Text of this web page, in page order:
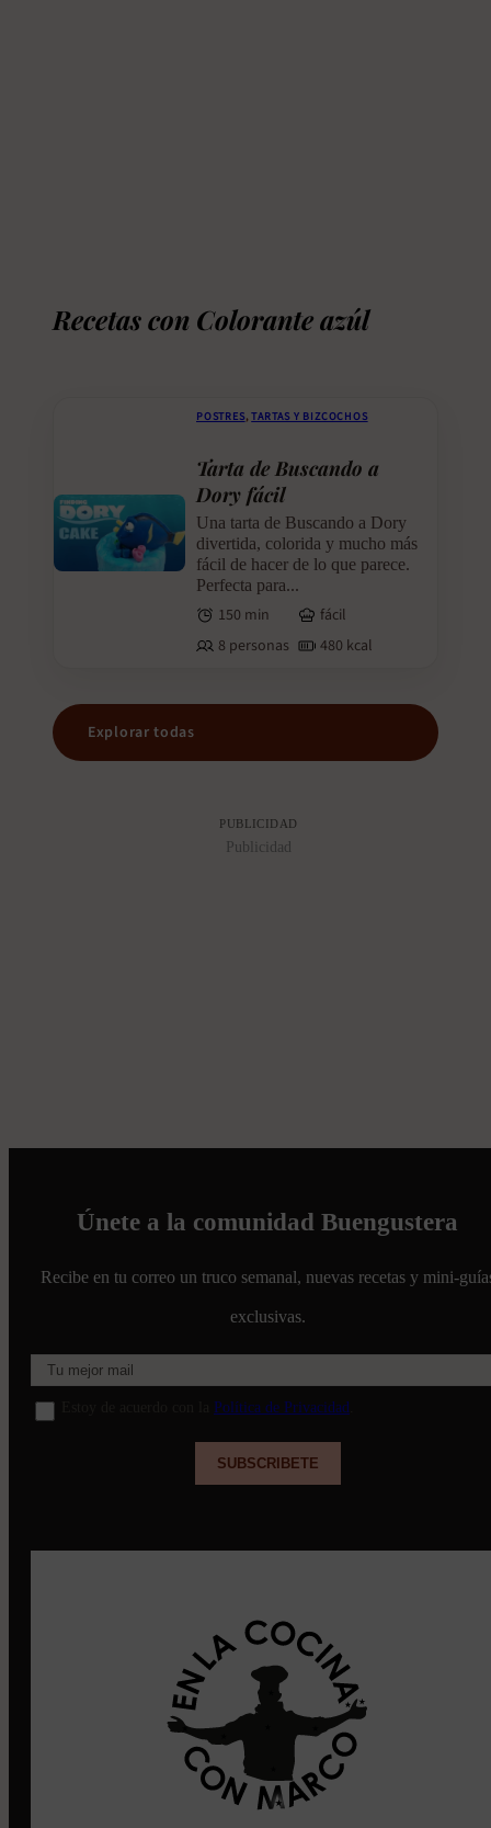
Recetas con Colorante azúl
POSTRES,TARTAS Y BIZCOCHOS
Tarta de Buscando a
Dory fácil
Una tarta de Buscando a Dory
divertida, colorida y mucho más
fácil de hacer de lo que parece.
Perfecta para...
150 min
fácil
8 personas
480 kcal
Explorar todas
PUBLICIDAD
Publicidad
Únete a la comunidad Buengustera
Recibe en tu correo un truco semanal, nuevas recetas y mini-
exclusivas.
Política de Privacidad